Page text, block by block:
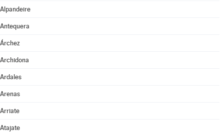
Alpandeire
Antequera
Árchez
Archidona
Ardales
Arenas
Arriate
Atajate